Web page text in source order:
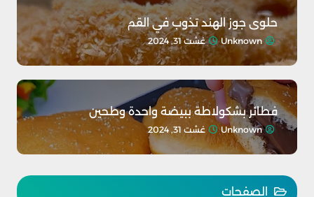
حلوى جوز الهند تذوب في القم
Unknown غشت 31, 2024
فطائر بشكولاطة ببيضة واحدة وطحين
Unknown غشت 31, 2024
الصفحات